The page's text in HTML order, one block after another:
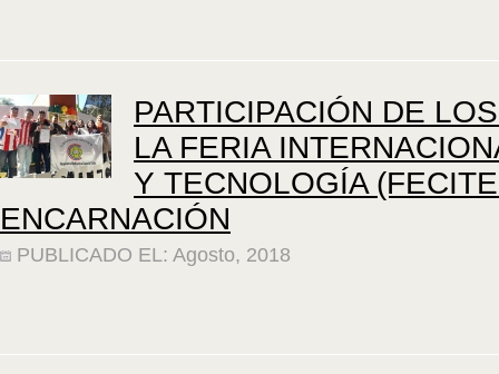
PARTICIPACIÓN DE
LA FERIA
Y TECNOLOGÍA
ENCARNACIÓN
PUBLICADO EL: Agosto, 2018